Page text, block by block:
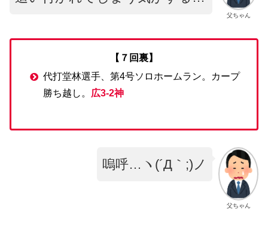
父ちゃん
【７回裏】
代打堂林選手、第4号ソロホームラン。カープ
勝ち越し。 広3-2神
父ちゃん
嗚呼…ヽ(´Д｀;)ノ